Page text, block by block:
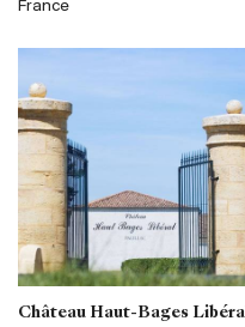
France
Château Haut-Bages Libéral